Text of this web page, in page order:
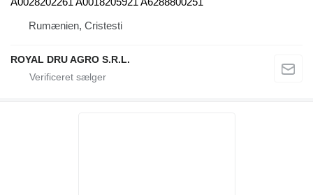
Rumænien, Cristesti
ROYAL DRU AGRO S.R.L.